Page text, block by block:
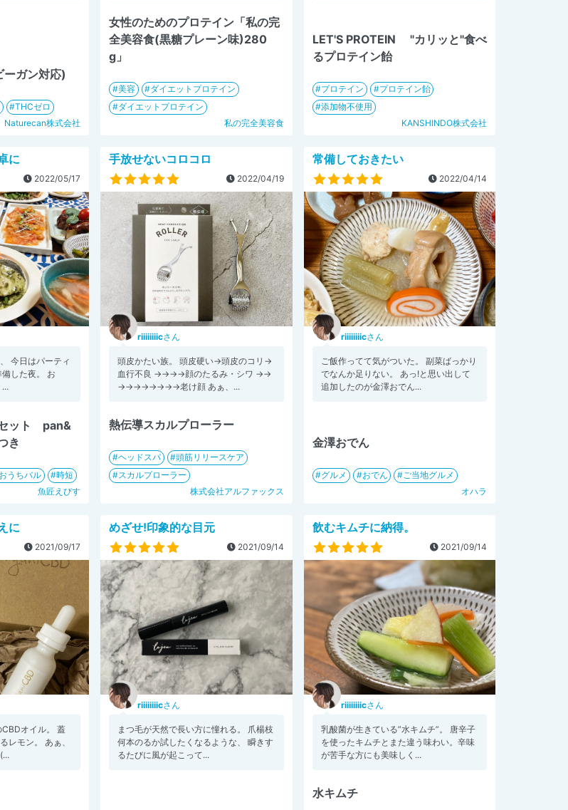
ガン対応)
THCゼロ
Naturecan株式会社
女性のためのプロテイン「私の完
全美容食(黒糖プレーン味)280
g」
美容
ダイエットプロテイン
ダイエットプロテイン
私の完全美容食
LET'S PROTEIN "カリッと"食べ
るプロテイン飴
プロテイン
プロテイン飴
添加物不使用
KANSHINDO株式会社
に
2022/05/17
今日はパーティ
した夜。 お
ット pan&
き
うちバル
時短
魚匠えびす
手放せないコロコロ
2022/04/19
riiiiiiiicさん
頭皮かたい族。 頭皮硬い→頭皮のコリ→
血行不良 →→→→顔のたるみ・シワ →→
→→→→→→→→老け顔 あぁ、...
熱伝導スカルプローラー
ヘッドスパ
頭筋リリースケア
スカルプローラー
株式会社アルファックス
常備しておきたい
2022/04/14
riiiiiiiicさん
ご飯作ってて気がついた。 副菜ばっかり
でなんか足りない。 あっ!と思い出して
追加したのが金澤おでん...
金澤おでん
グルメ おでん
ご当地グルメ
オハラ
に
2021/09/17
CBDオイル。 蓋
レモン。 あぁ、
めざせ!印象的な目元
2021/09/14
riiiiiiiicさん
まつ毛が天然で長い方に憧れる。 爪楊枝
何本のるか試したくなるような、 瞬きす
るたびに風が起こって...
飲むキムチに納得。
2021/09/14
riiiiiiiicさん
乳酸菌が生きている”水キムチ”。 唐辛子
を使ったキムチとまた違う味わい。辛味
が苦手な方にも美味しく...
水キムチ